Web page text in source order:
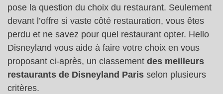
pose la question du choix du restaurant. Seulement
devant l’offre si vaste côté restauration, vous êtes
perdu et ne savez pour quel restaurant opter. Hello
Disneyland vous aide à faire votre choix en vous
proposant ci-après, un classement des meilleurs
restaurants de Disneyland Paris selon plusieurs
critères.